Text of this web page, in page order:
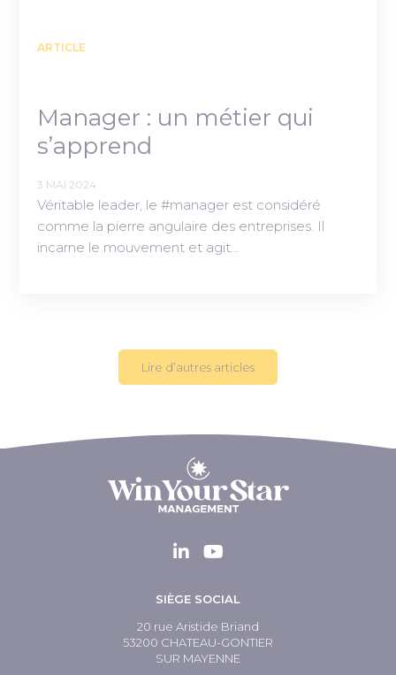
ARTICLE
Manager : un métier qui
s’apprend
3 MAI 2024
Véritable leader, le #manager est considéré
comme la pierre angulaire des entreprises. Il
incarne le mouvement et agit…
Lire d’autres articles
SIÈGE SOCIAL
20 rue Aristide Briand
53200 CHATEAU-GONTIER
SUR MAYENNE